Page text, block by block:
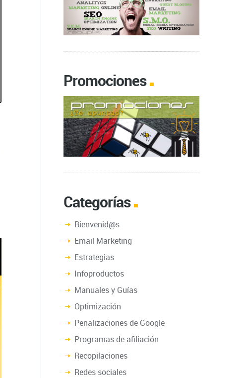
Promociones
Categorías
Bienvenid@s
Email Marketing
Estrategias
Infoproductos
Manuales y Guías
Optimización
Penalizaciones de Google
Programas de afiliación
Recopilaciones
Redes sociales